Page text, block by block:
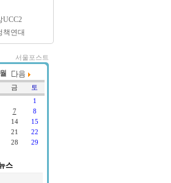
UCC2
책연대
서울포스트